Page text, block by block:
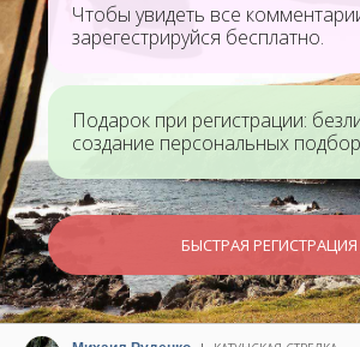
Чтобы увидеть все
зарегестрируйся бесплатно.
Подарок при регистрации:
создание персональных
БЫСТРАЯ РЕГИСТРАЦИЯ